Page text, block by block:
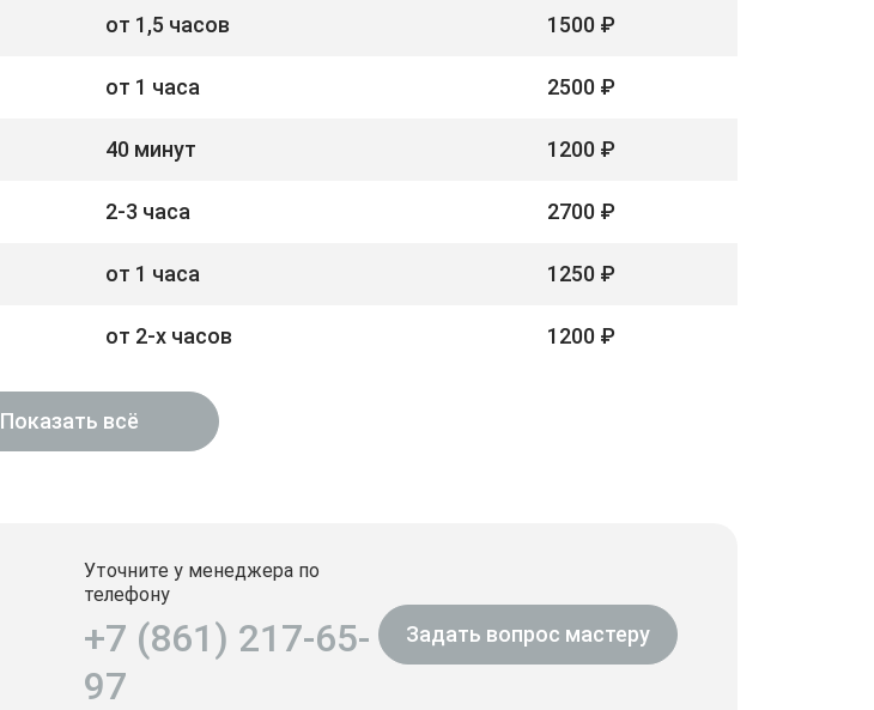
от 1,5 часов 1500 ₽
от 1 часа 2500 ₽
40 минут 1200 ₽
2-3 часа 2700 ₽
от 1 часа 1250 ₽
от 2-х часов 1200 ₽
Показать всё
Уточните у менеджера по
телефону
+7 (861) 217-65-
97
Задать вопрос мастеру